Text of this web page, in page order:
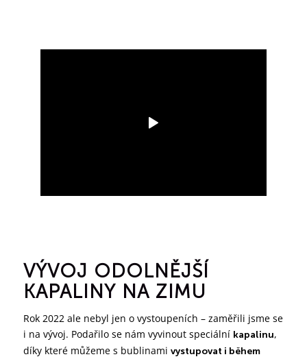
VÝVOJ ODOLNĚJŠÍ
KAPALINY NA ZIMU
Rok 2022 ale nebyl jen o vystoupeních – zaměřili jsme se
i na vývoj. Podařilo se nám vyvinout speciální kapalinu,
díky které můžeme s bublinami vystupovat i během